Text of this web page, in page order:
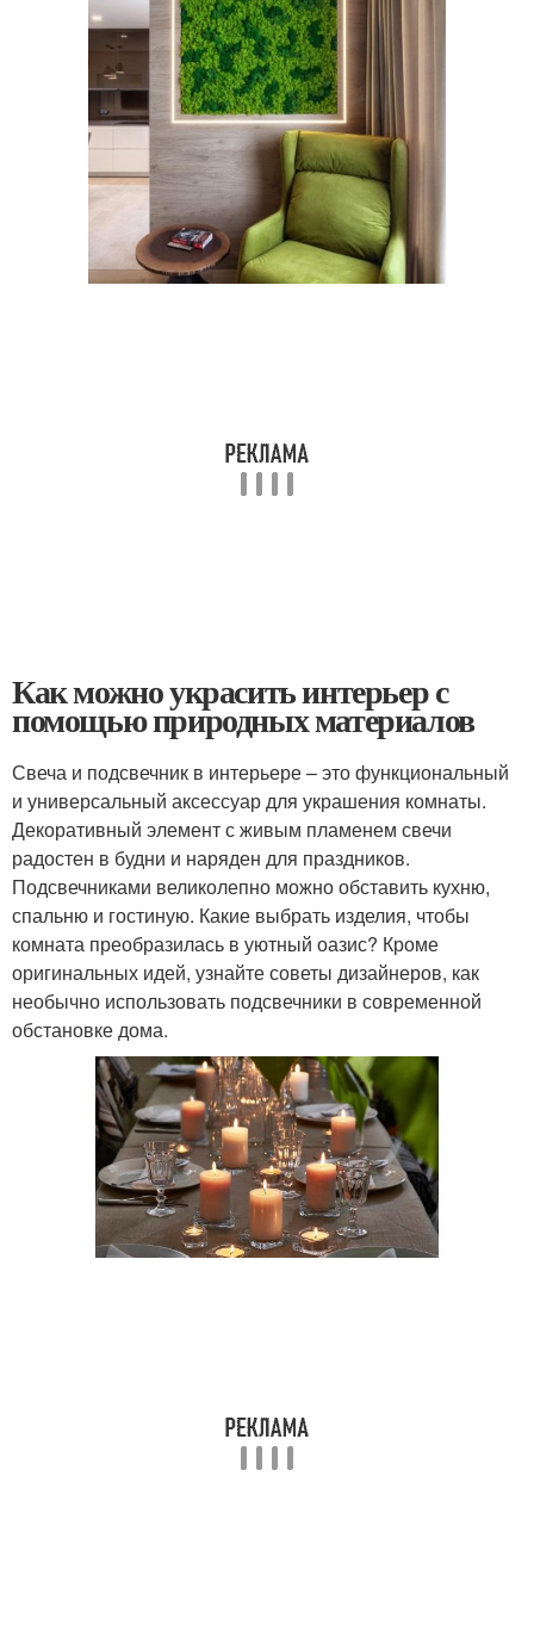
Как можно украсить интерьер с
помощью природных материалов
Свеча и подсвечник в интерьере – это функциональный
и универсальный аксессуар для украшения комнаты.
Декоративный элемент с живым пламенем свечи
радостен в будни и наряден для праздников.
Подсвечниками великолепно можно обставить кухню,
спальню и гостиную. Какие выбрать изделия, чтобы
комната преобразилась в уютный оазис? Кроме
оригинальных идей, узнайте советы дизайнеров, как
необычно использовать подсвечники в современной
обстановке дома.